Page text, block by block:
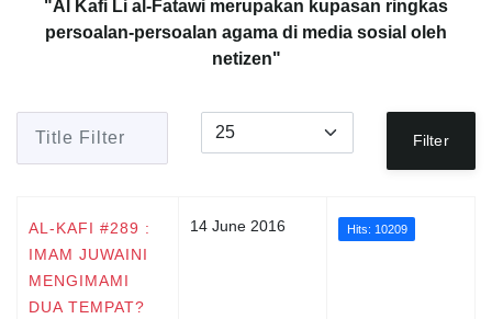
"Al Kafi Li al-Fatawi merupakan kupasan ringkas
persoalan-persoalan agama di media sosial oleh
netizen"
Title Filter Display #
Filter
AL-KAFI #289 :
IMAM JUWAINI
MENGIMAMI
DUA TEMPAT?
14 June 2016 Hits: 10209